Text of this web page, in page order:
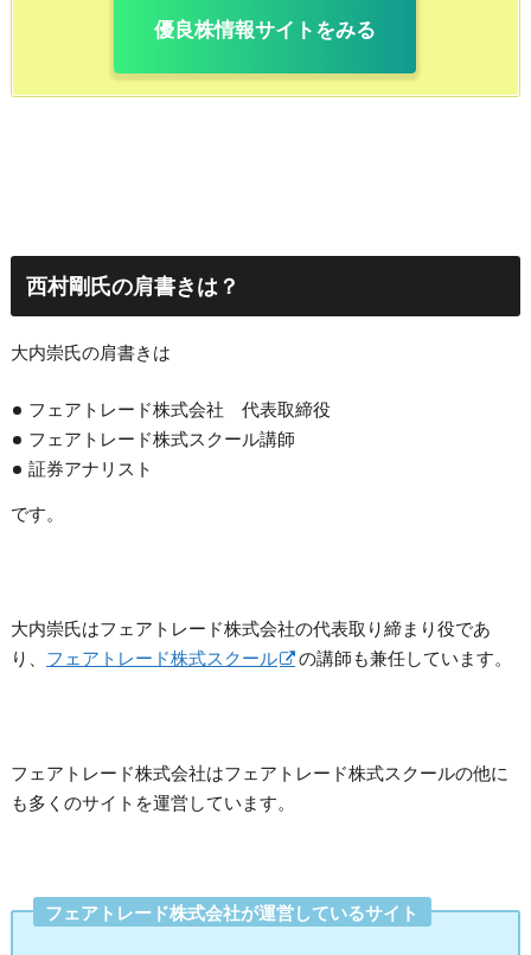
優良株情報サイトをみる
西村剛氏の肩書きは？
大内崇氏の肩書きは
フェアトレード株式会社 代表取締役
フェアトレード株式スクール講師
証券アナリスト
です。
大内崇氏はフェアトレード株式会社の代表取り締まり役であ
り、 フェアトレード株式スクール の講師も兼任しています。
フェアトレード株式会社はフェアトレード株式スクールの他に
も多くのサイトを運営しています。
フェアトレード株式会社が運営しているサイト